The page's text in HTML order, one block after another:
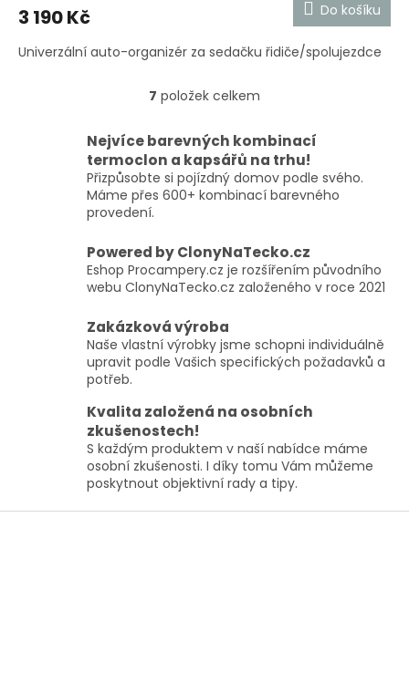
je
z
3 190 Kč Do košíku
Univerzální auto-organizér za sedačku řidiče/spolujezdce
O
l
á
d
a
r
v
k
v
ý
p
u
7 položek celkem
Nejvíce barevných kombinací
termoclon a kapsářů na trhu!
Přizpůsobte si pojízdný domov podle svého.
Máme přes 600+ kombinací barevného
provedení.
Powered by ClonyNaTecko.cz
Eshop Procampery.cz je rozšířením původního
webu ClonyNaTecko.cz založeného v roce 2021
Zakázková výroba
Naše vlastní výrobky jsme schopni individuálně
upravit podle Vašich specifických požadavků a
potřeb.
Kvalita založená na osobních
zkušenostech!
S každým produktem v naší nabídce máme
osobní zkušenosti. I díky tomu Vám můžeme
poskytnout objektivní rady a tipy.
Z